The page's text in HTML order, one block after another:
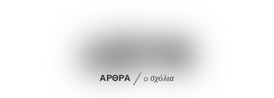
oo
k
In
ΆΡΘΡΑ 0 σχόλια